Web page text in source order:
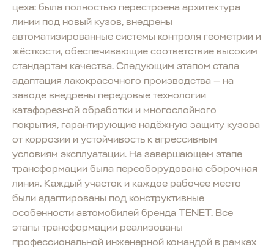
цеха: была полностью перестроена архитектура
линии под новый кузов, внедрены
автоматизированные системы контроля геометрии и
жёсткости, обеспечивающие соответствие высоким
стандартам качества. Следующим этапом стала
адаптация лакокрасочного производства — на
заводе внедрены передовые технологии
катафорезной обработки и многослойного
покрытия, гарантирующие надёжную защиту кузова
от коррозии и устойчивость к агрессивным
условиям эксплуатации. На завершающем этапе
трансформации была переоборудована сборочная
линия. Каждый участок и каждое рабочее место
были адаптированы под конструктивные
особенности автомобилей бренда TENET. Все
этапы трансформации реализованы
профессиональной инженерной командой в рамках